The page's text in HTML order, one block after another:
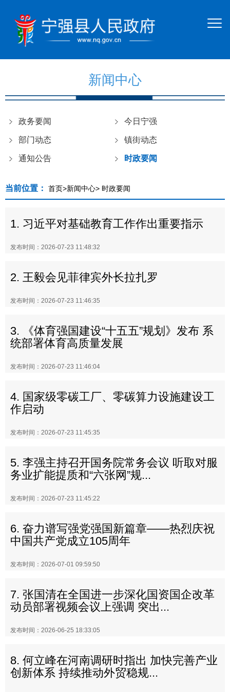
新闻中心
政务要闻 今日宁强
部门动态 镇街动态
通知公告 时政要闻
当前位置： 首页>新闻中心> 时政要闻
1. 习近平对基础教育工作作出重要指示
发布时间：2026-07-23 11:48:32
2. 王毅会见菲律宾外长拉扎罗
发布时间：2026-07-23 11:46:35
3.
《体育强国建设“十五五”规划》发布 系
统部署体育高质量发展
发布时间：2026-07-23 11:46:04
4. 国家级零碳工厂、零碳算力设施建设工
作启动
发布时间：2026-07-23 11:45:35
5. 李强主持召开国务院常务会议 听取对服
务业扩能提质和“六张网”规...
发布时间：2026-07-23 11:45:22
6. 奋力谱写强党强国新篇章——热烈庆祝
中国共产党成立105周年
发布时间：2026-07-01 09:59:50
7. 张国清在全国进一步深化国资国企改革
动员部署视频会议上强调 突出...
发布时间：2026-06-25 18:33:05
8. 何立峰在河南调研时指出 加快完善产业
创新体系 持续推动外贸稳规...